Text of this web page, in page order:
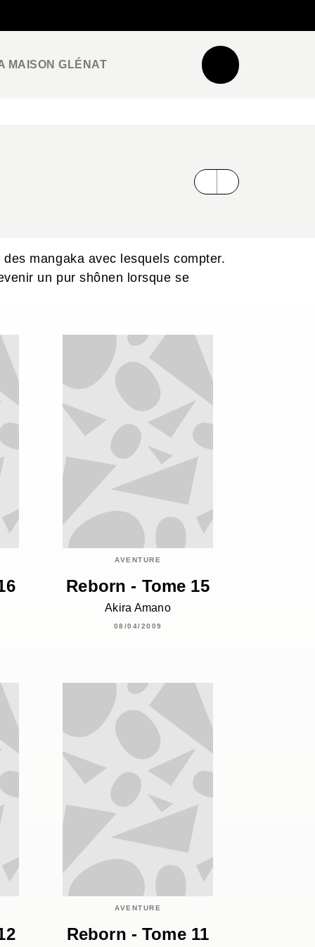
MAISON GLÉNAT
mangaka avec lesquels compter.
un pur shônen lorsque se
AVENTURE
Reborn - Tome 15
Akira Amano
08/04/2009
AVENTURE
Reborn - Tome 11